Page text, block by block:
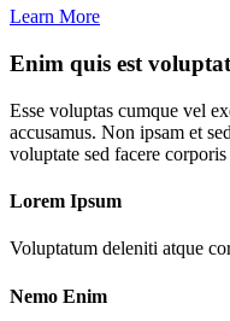
Learn More
Enim quis est
Esse voluptas cumque vel
accusamus. Non ipsam et
voluptate sed facere
Lorem Ipsum
Voluptatum deleniti atque
Nemo Enim